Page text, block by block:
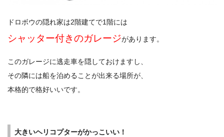
ドロボウの隠れ家は2階建てで1階には
シャッター付きのガレージがあります。
このガレージに逃走車を隠しておけますし、
その隣には船を泊めることが出来る場所が、
本格的で格好いいです。
大きいヘリコプターがかっこいい！